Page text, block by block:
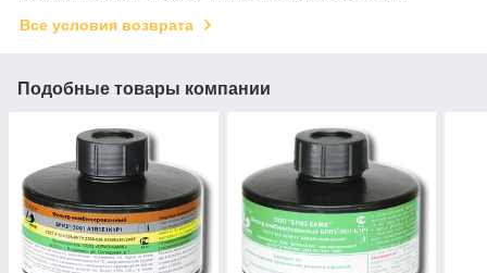
Все условия возврата
Подобные товары компании